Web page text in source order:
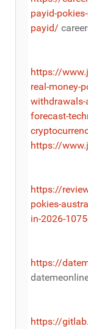
payid-
payid/
https://
real-money-
withdrawals-
forecast-
https://
https://
pokies-
in-2026-
https://
https://